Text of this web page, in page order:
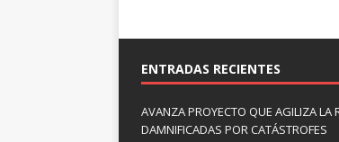
ENTRADAS RECIENTES
AVANZA PROYECTO QUE AGILIZA LA
DAMNIFICADAS POR CATÁSTROFES